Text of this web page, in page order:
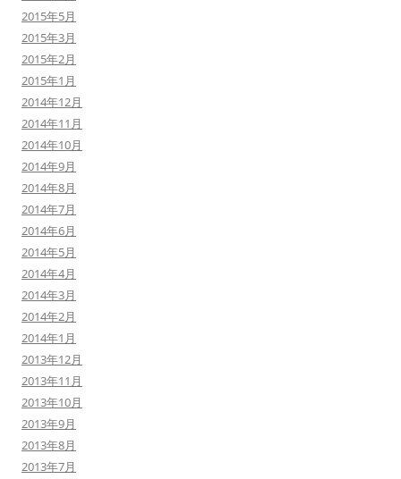
2015年5月
2015年3月
2015年2月
2015年1月
2014年12月
2014年11月
2014年10月
2014年9月
2014年8月
2014年7月
2014年6月
2014年5月
2014年4月
2014年3月
2014年2月
2014年1月
2013年12月
2013年11月
2013年10月
2013年9月
2013年8月
2013年7月